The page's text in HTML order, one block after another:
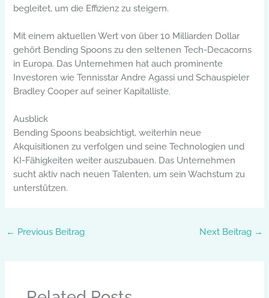
begleitet, um die Effizienz zu steigern.
Mit einem aktuellen Wert von über 10 Milliarden Dollar
gehört Bending Spoons zu den seltenen Tech-Decacorns
in Europa. Das Unternehmen hat auch prominente
Investoren wie Tennisstar Andre Agassi und Schauspieler
Bradley Cooper auf seiner Kapitalliste.
Ausblick
Bending Spoons beabsichtigt, weiterhin neue
Akquisitionen zu verfolgen und seine Technologien und
KI-Fähigkeiten weiter auszubauen. Das Unternehmen
sucht aktiv nach neuen Talenten, um sein Wachstum zu
unterstützen.
← Previous Beitrag Next Beitrag →